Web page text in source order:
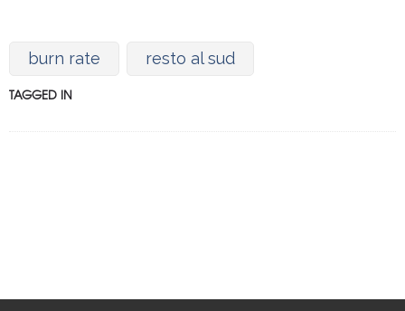
burn rate resto al sud
TAGGED IN